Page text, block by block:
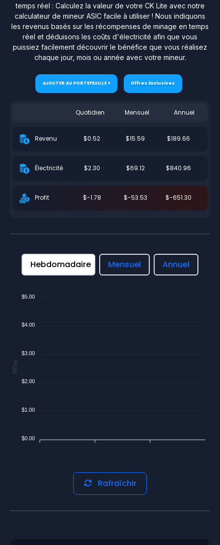
temps réel : Calculez la valeur de votre CK Lite avec notre
calculateur de mineur ASIC facile à utiliser ! Nous indiquons
les revenus basés sur les récompenses de minage en temps
réel et déduisons les coûts d'électricité afin que vous
puissiez facilement découvrir le bénéfice que vous réalisez
chaque jour, mois ou année avec votre mineur.
AJOUTER AU PORTEFEUILLE + Offres Exclusives
Quotidien Mensuel Annuel
Revenu $0.52 $15.59 $189.66
Électricité $2.30 $69.12 $840.96
Profit $-1.78 $-53.53 $-651.30
Hebdomadaire Mensuel Annuel
$5.00
$4.00
$3.00
$2.00
$1.00
$0.00
$/Day
Rafraîchir